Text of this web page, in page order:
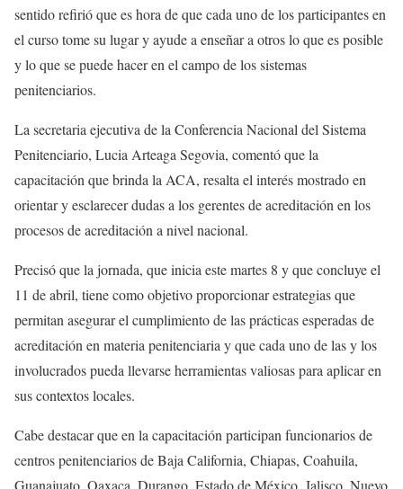
sentido refirió que es hora de que cada uno de los participantes en
el curso tome su lugar y ayude a enseñar a otros lo que es posible
y lo que se puede hacer en el campo de los sistemas
penitenciarios.
La secretaria ejecutiva de la Conferencia Nacional del Sistema
Penitenciario, Lucia Arteaga Segovia, comentó que la
capacitación que brinda la ACA, resalta el interés mostrado en
orientar y esclarecer dudas a los gerentes de acreditación en los
procesos de acreditación a nivel nacional.
Precisó que la jornada, que inicia este martes 8 y que concluye el
11 de abril, tiene como objetivo proporcionar estrategias que
permitan asegurar el cumplimiento de las prácticas esperadas de
acreditación en materia penitenciaria y que cada uno de las y los
involucrados pueda llevarse herramientas valiosas para aplicar en
sus contextos locales.
Cabe destacar que en la capacitación participan funcionarios de
centros penitenciarios de Baja California, Chiapas, Coahuila,
Guanajuato, Oaxaca, Durango, Estado de México, Jalisco, Nuevo